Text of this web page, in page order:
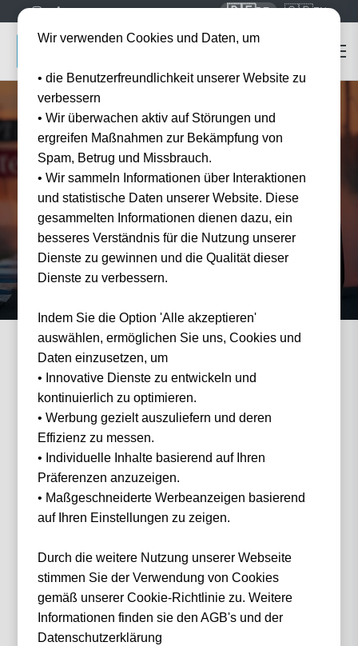
🇩🇪DE 🇬🇧EN
Grand Prix Barcelona
Grand Prix BarcelonaTickets
2027/2028
Erleben Sie den Grand Prix Barcelona live — offizielle Tickets und Hotel-Pakete bei
Tickwell.
0 Events gefunden
Nichts gefunden...
Wie funktioniertes?
1
Wir verwenden Cookies und Daten, um
• die Benutzerfreundlichkeit unserer Website zu
verbessern
• Wir überwachen aktiv auf Störungen und
ergreifen Maßnahmen zur Bekämpfung von
Spam, Betrug und Missbrauch.
• Wir sammeln Informationen über Interaktionen
und statistische Daten unserer Website. Diese
gesammelten Informationen dienen dazu, ein
besseres Verständnis für die Nutzung unserer
Dienste zu gewinnen und die Qualität dieser
Dienste zu verbessern.
Indem Sie die Option 'Alle akzeptieren'
auswählen, ermöglichen Sie uns, Cookies und
Daten einzusetzen, um
• Innovative Dienste zu entwickeln und
kontinuierlich zu optimieren.
• Werbung gezielt auszuliefern und deren
Effizienz zu messen.
• Individuelle Inhalte basierend auf Ihren
Präferenzen anzuzeigen.
• Maßgeschneiderte Werbeanzeigen basierend
auf Ihren Einstellungen zu zeigen.
Durch die weitere Nutzung unserer Webseite
stimmen Sie der Verwendung von Cookies
gemäß unserer Cookie-Richtlinie zu. Weitere
Informationen finden sie den AGB's und der
Datenschutzerklärung